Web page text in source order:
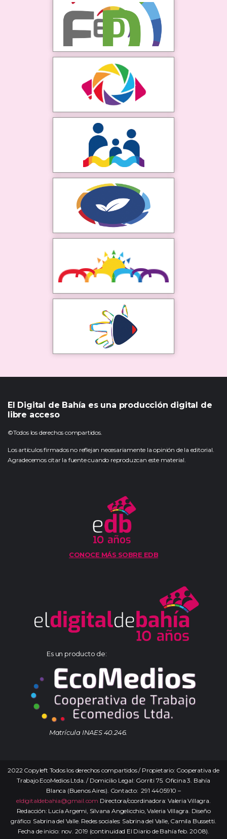
El Digital de Bahía es una producción digital de
libre acceso
©Todos los derechos compartidos.
Los artículos firmados no reflejan necesariamente la opinión de la editorial.
Agradecemos citar la fuente cuando reproduzcan este material.
CONOCE MÁS SOBRE EDB
Es un producto de:
Matrícula INAES 40.246.
2022 Copyleft Todos los derechos compartidos / Propietario: Cooperativa de
Trabajo EcoMedios Ltda. / Domicilio Legal: Gorriti 75. Oficina 3. Bahía
Blanca (Buenos Aires). Contacto: 291 4405910 –
eldigitaldebahia@gmail.com Directora/coordinadora: Valeria Villagra.
Redacción: Lucía Argemi, Silvana Angelicchio, Valeria Villagra. Diseño
gráfico: Sabrina del Valle. Redes sociales: Sabrina del Valle, Camila Bussetti.
Fecha de inicio: nov. 2019 (continuidad El Diario de Bahía feb. 2008).